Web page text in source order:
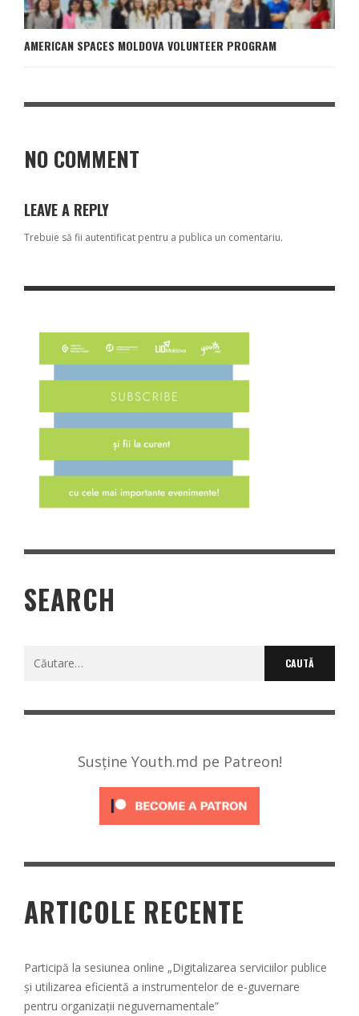
AMERICAN SPACES MOLDOVA VOLUNTEER PROGRAM
NO COMMENT
LEAVE A REPLY
Trebuie să fii autentificat pentru a publica un comentariu.
SEARCH
Caută
Susține Youth.md pe Patreon!
ARTICOLE RECENTE
Participă la sesiunea online „Digitalizarea serviciilor publice
și utilizarea eficientă a instrumentelor de e-guvernare
pentru organizații neguvernamentale”